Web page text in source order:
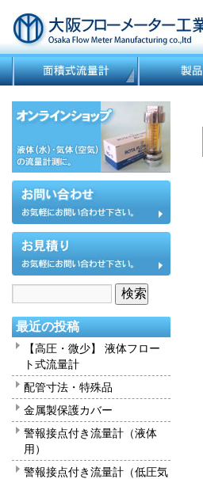
最近の投稿
【高圧・微少】 液体フロー
ト式流量計
配管寸法・特殊品
金属製保護カバー
警報接点付き流量計（液体
用）
警報接点付き流量計（低圧気